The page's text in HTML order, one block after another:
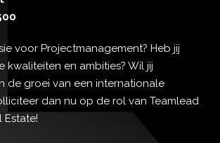
voor Projectmanagement? Heb jij
kwaliteiten en ambities? Wil jij
de groei van een internationale
dan nu op de rol van Teamlead
Estate!